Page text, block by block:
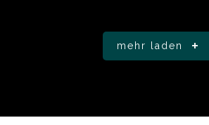
mehr laden